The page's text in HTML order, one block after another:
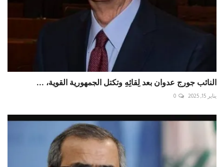
النائب جورج عدوان بعد لِقائِهِ وتكتل الجمهورية القوية، ...
يناير 15, 2025 0